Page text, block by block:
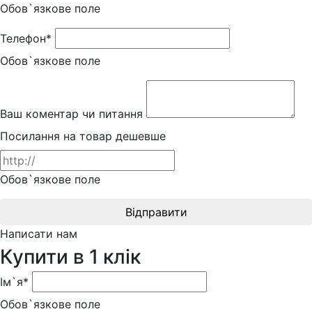
Обов`язкове поле
Телефон*
Обов`язкове поле
Ваш коментар чи питання
Посилання на товар дешевше
Обов`язкове поле
Відправити
Написати нам
Купити в 1 клік
Ім`я*
Обов`язкове поле